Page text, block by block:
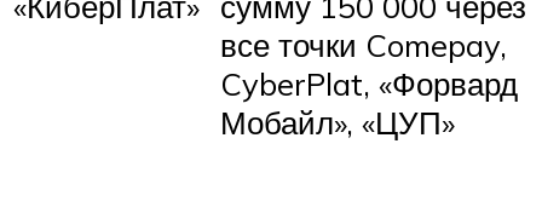
все точки Comepay,
CyberPlat, «Форвард
Мобайл», «ЦУП»